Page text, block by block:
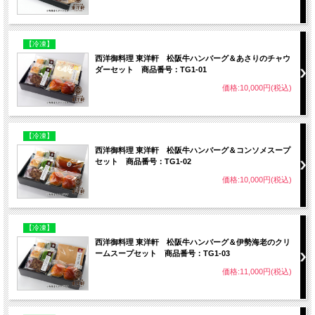
【冷凍】
西洋御料理 東洋軒 松阪牛ハンバーグ＆あさりのチャウ
ダーセット 商品番号：TG1-01
価格:10,000円(税込)
【冷凍】
西洋御料理 東洋軒 松阪牛ハンバーグ＆コンソメスープ
セット 商品番号：TG1-02
価格:10,000円(税込)
【冷凍】
西洋御料理 東洋軒 松阪牛ハンバーグ＆伊勢海老のクリ
ームスープセット 商品番号：TG1-03
価格:11,000円(税込)